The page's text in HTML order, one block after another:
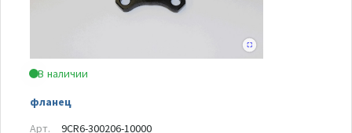
В наличии
фланец
Арт.
9CR6-300206-10000